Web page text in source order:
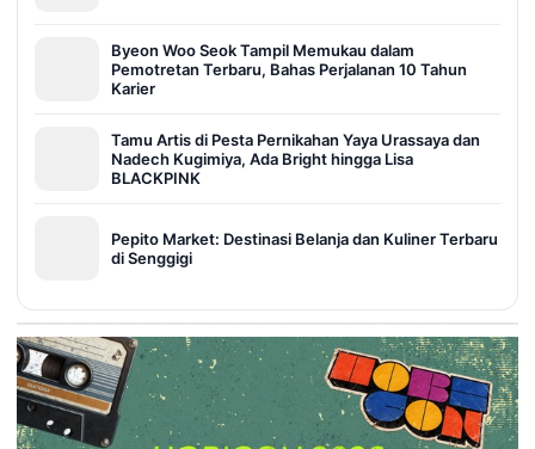
Byeon Woo Seok Tampil Memukau dalam
Pemotretan Terbaru, Bahas Perjalanan 10 Tahun
Karier
Tamu Artis di Pesta Pernikahan Yaya Urassaya dan
Nadech Kugimiya, Ada Bright hingga Lisa
BLACKPINK
Pepito Market: Destinasi Belanja dan Kuliner Terbaru
di Senggigi